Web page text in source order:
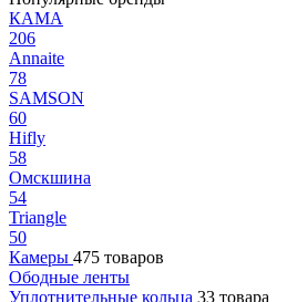
КАМА
206
Annaite
78
SAMSON
60
Hifly
58
Омскшина
54
Triangle
50
Камеры 475 товаров
Ободные ленты
Уплотнительные кольца 33 товара